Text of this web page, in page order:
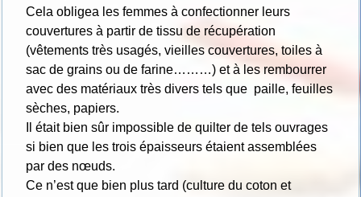
Cela obligea les femmes à confectionner leurs
couvertures à partir de tissu de récupération
(vêtements très usagés, vieilles couvertures, toiles à
sac de grains ou de farine………) et à les rembourrer
avec des matériaux très divers tels que paille, feuilles
sèches, papiers.
Il était bien sûr impossible de quilter de tels ouvrages
si bien que les trois épaisseurs étaient assemblées
par des nœuds.
Ce n’est que bien plus tard (culture du coton et